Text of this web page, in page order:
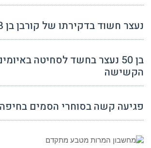
נעצר חשוד בדקירתו של קורבן בן 48 בחיפה
בן 50 נעצר בחשד לסחיטה
הקשישה
פגיעה קשה בסוחרי הסמים בחיפה